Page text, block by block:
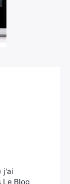
j'ai
Le Blog